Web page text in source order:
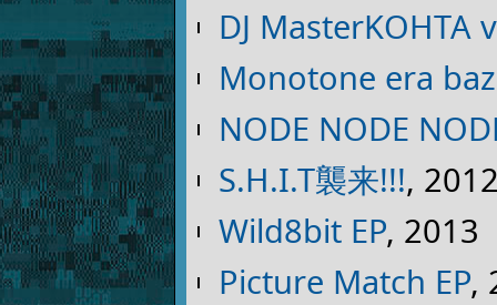
DJ MasterKOHTA
Monotone era
NODE NODE
S.H.I.T襲来!!!,
Wild8bit EP, 2013
Picture Match EP,